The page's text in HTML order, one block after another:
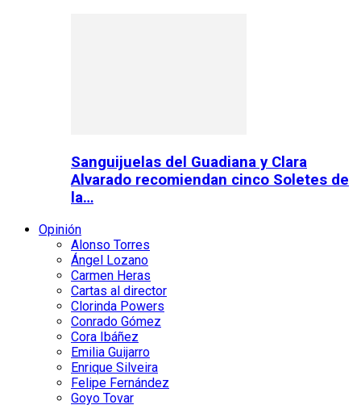
Sanguijuelas del Guadiana y Clara
Alvarado recomiendan cinco Soletes de
la…
Opinión
Alonso Torres
Ángel Lozano
Carmen Heras
Cartas al director
Clorinda Powers
Conrado Gómez
Cora Ibáñez
Emilia Guijarro
Enrique Silveira
Felipe Fernández
Goyo Tovar